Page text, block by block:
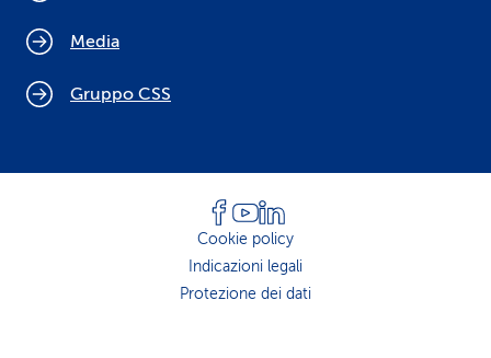
Media
Gruppo CSS
Cookie policy
Indicazioni legali
Protezione dei dati